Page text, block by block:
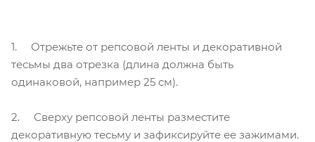
1. Отрежьте от репсовой ленты и декоративной
тесьмы два отрезка (длина должна быть
одинаковой, например 25 см).
2. Сверху репсовой ленты разместите
декоративную тесьму и зафиксируйте ее зажимами.